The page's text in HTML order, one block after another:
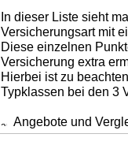
In dieser Liste sieht
Versicherungsart mit
Diese einzelnen
Versicherung extra
Hierbei ist zu
Typklassen bei den 3
Angebote und